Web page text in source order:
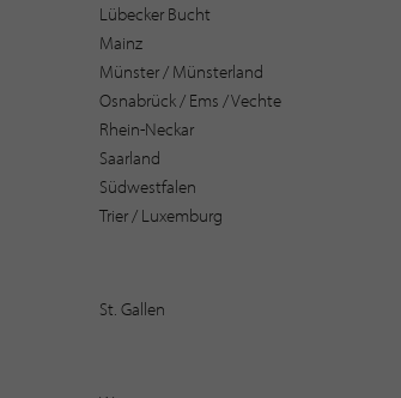
Lübecker Bucht
Mainz
Münster / Münsterland
Osnabrück / Ems / Vechte
Rhein-Neckar
Saarland
Südwestfalen
Trier / Luxemburg
St. Gallen